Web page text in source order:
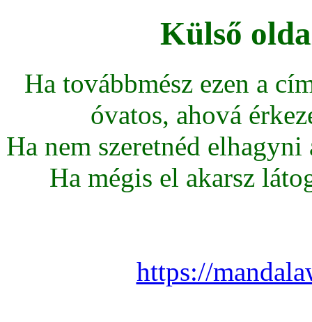
Külső
Ha továbbmész ezen a
óvatos, ahová
Ha nem szeretnéd
Ha mégis el akarsz
https://